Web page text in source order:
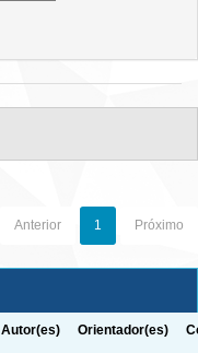
Anterior 1 Próximo
Autor(es) Orientador(es)